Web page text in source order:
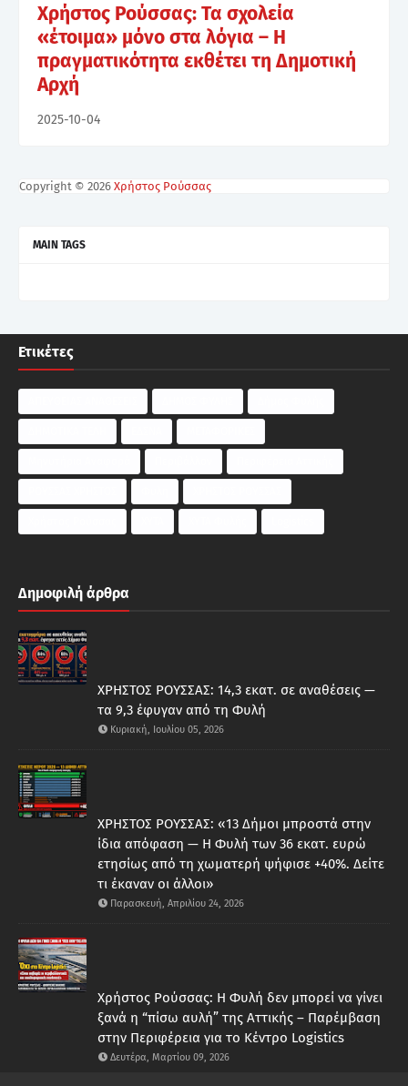
Χρήστος Ρούσσας: Τα σχολεία
«έτοιμα» μόνο στα λόγια – Η
πραγματικότητα εκθέτει τη Δημοτική
Αρχή
2025-10-04
Copyright © 2026 Χρήστος Ρούσσας
MAIN TAGS
Ετικέτες
Δημοφιλή άρθρα
ΧΡΗΣΤΟΣ ΡΟΥΣΣΑΣ: 14,3 εκατ. σε αναθέσεις —
τα 9,3 έφυγαν από τη Φυλή
Κυριακή, Ιουλίου 05, 2026
ΧΡΗΣΤΟΣ ΡΟΥΣΣΑΣ: «13 Δήμοι μπροστά στην
ίδια απόφαση — Η Φυλή των 36 εκατ. ευρώ
ετησίως από τη χωματερή ψήφισε +40%. Δείτε
τι έκαναν οι άλλοι»
Παρασκευή, Απριλίου 24, 2026
Χρήστος Ρούσσας: Η Φυλή δεν μπορεί να γίνει
ξανά η “πίσω αυλή” της Αττικής – Παρέμβαση
στην Περιφέρεια για το Κέντρο Logistics
Δευτέρα, Μαρτίου 09, 2026